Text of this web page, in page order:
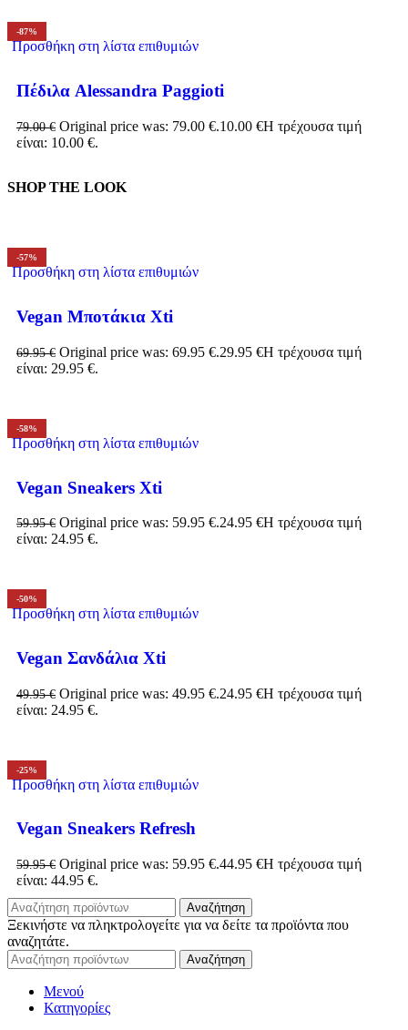
-87%
Προσθήκη στη λίστα επιθυμιών
Πέδιλα Alessandra Paggioti
79.00€ Original price was: 79.00 €.10.00 €Η τρέχουσα τιμή
είναι: 10.00 €.
SHOP THE LOOK
-57%
Προσθήκη στη λίστα επιθυμιών
Vegan Μποτάκια Xti
69.95€ Original price was: 69.95 €.29.95 €Η τρέχουσα τιμή
είναι: 29.95 €.
-58%
Προσθήκη στη λίστα επιθυμιών
Vegan Sneakers Xti
59.95€ Original price was: 59.95 €.24.95 €Η τρέχουσα τιμή
είναι: 24.95 €.
-50%
Προσθήκη στη λίστα επιθυμιών
Vegan Σανδάλια Xti
49.95€ Original price was: 49.95 €.24.95 €Η τρέχουσα τιμή
είναι: 24.95 €.
-25%
Προσθήκη στη λίστα επιθυμιών
Vegan Sneakers Refresh
59.95€ Original price was: 59.95 €.44.95 €Η τρέχουσα τιμή
είναι: 44.95 €.
Αναζήτηση
Ξεκινήστε να πληκτρολογείτε για να δείτε τα προϊόντα που
αναζητάτε.
Αναζήτηση
Μενού
Κατηγορίες